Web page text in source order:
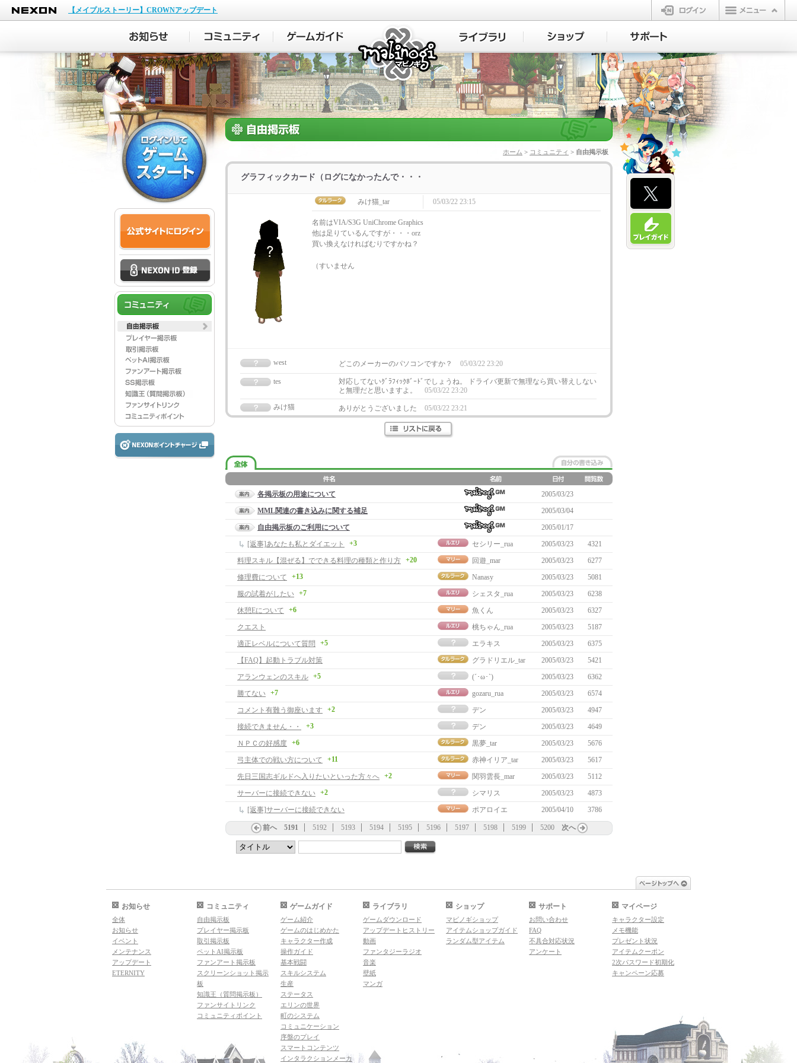
NEXON
【メイプルストーリー】CROWNアップデート
ログイン
マビノギ
ホーム > コミュニティ > 自由掲示板
グラフィックカード（ログになかったんで・・・
みけ猫_tar 05/03/22 23:15
名前はVIA/S3G UniChrome Graphics
他は足りているんですが・・・orz
買い換えなければむりですかね？
（すいません
west どこのメーカーのパソコンですか？ 05/03/22 23:20
tes
対応してないｸﾞﾗﾌｨｯｸﾎﾞｰﾄﾞでしょうね。 ドライバ更新で無理なら買い替えしない
と無理だと思いますよ。
05/03/22 23:20
みけ猫
ありがとうございました 05/03/22 23:21
各掲示板の用途について
2005/03/23
MML関連の書き込みに関する補足
2005/03/04
自由掲示板のご利用について
2005/01/17
[返事]あなたも私とダイエット
+3 セシリー_rua 2005/03/23
4321
料理スキル【混ぜる】でできる料理の種類と作り方 +20 回遊_mar 2005/03/23
6277
修理費について
+13 Nanasy 2005/03/23
5081
服の試着がしたい +7 シェスタ_rua 2005/03/23
6238
休憩Eについて
+6 魚くん 2005/03/23
6327
クエスト
桃ちゃん_rua 2005/03/23
5187
適正レベルについて質問
+5 エラキス 2005/03/23
6375
【FAQ】起動トラブル対策
グラドリエル_tar 2005/03/23
5421
アランウェンのスキル +5 (´･ω･`) 2005/03/23
6362
勝てない +7 gozaru_rua 2005/03/23
6574
コメント有難う御座います
+2 デン 2005/03/23
4947
接続できません・・
+3 デン 2005/03/23
4649
ＮＰＣの好感度 +6 黒夢_tar 2005/03/23
5676
弓主体での戦い方について
+11 赤神イリア_tar 2005/03/23
5617
先日三国志ギルドへ入りたいといった方々へ +2 関羽雲長_mar 2005/03/23
5112
サーバーに接続できない +2 シマリス 2005/03/23
4873
[返事]サーバーに接続できない
ポアロイエ 2005/04/10 3786
前へ 5191 5192 5193 5194 5195 5196 5197 5198 5199 5200 次へ
お知らせ
全体
お知らせ
イベント
メンテナンス
アップデート
ETERNITY
コミュニティ
自由掲示板
プレイヤー掲示板
取引掲示板
ペットAI掲示板
ファンアート掲示板
スクリーンショット掲示
板
知識王（質問掲示板）
ファンサイトリンク
コミュニティポイント
ゲームガイド
ゲーム紹介
ゲームのはじめかた
キャラクター作成
操作ガイド
基本戦闘
スキルシステム
生産
ステータス
エリンの世界
町のシステム
コミュニケーション
序盤のプレイ
スマートコンテンツ
インタラクションメーカ
ライブラリ
ゲームダウンロード
アップデートヒストリー
動画
ファンタジーラジオ
音楽
壁紙
マンガ
ショップ
マビノギショップ
アイテムショップガイド
ランダム型アイテム
サポート
お問い合わせ
FAQ
不具合対応状況
アンケート
マイページ
キャラクター設定
メモ機能
プレゼント状況
アイテムクーポン
2次パスワード初期化
キャンペーン応募